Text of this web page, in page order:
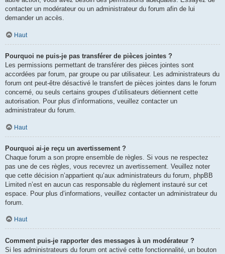
contacter un modérateur ou un administrateur du forum afin de lui
demander un accès.
Haut
Pourquoi ne puis-je pas transférer de pièces jointes ?
Les permissions permettant de transférer des pièces jointes sont
accordées par forum, par groupe ou par utilisateur. Les administrateurs du
forum ont peut-être désactivé le transfert de pièces jointes dans le forum
concerné, ou seuls certains groupes d’utilisateurs détiennent cette
autorisation. Pour plus d’informations, veuillez contacter un
administrateur du forum.
Haut
Pourquoi ai-je reçu un avertissement ?
Chaque forum a son propre ensemble de règles. Si vous ne respectez
pas une de ces règles, vous recevrez un avertissement. Veuillez noter
que cette décision n’appartient qu’aux administrateurs du forum, phpBB
Limited n’est en aucun cas responsable du règlement instauré sur cet
espace. Pour plus d’informations, veuillez contacter un administrateur du
forum.
Haut
Comment puis-je rapporter des messages à un modérateur ?
Si les administrateurs du forum ont activé cette fonctionnalité, un bouton